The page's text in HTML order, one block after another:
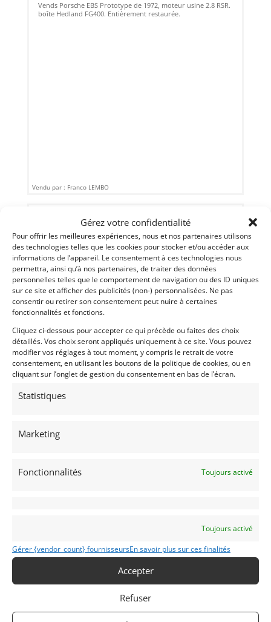
Gérez votre confidentialité
Pour offrir les meilleures expériences, nous et nos partenaires utilisons
des technologies telles que les cookies pour stocker et/ou accéder aux
informations de l’appareil. Le consentement à ces technologies nous
permettra, ainsi qu’à nos partenaires, de traiter des données
personnelles telles que le comportement de navigation ou des ID uniques
sur ce site et afficher des publicités (non-) personnalisées. Ne pas
consentir ou retirer son consentement peut nuire à certaines
fonctionnalités et fonctions.
Cliquez ci-dessous pour accepter ce qui précède ou faites des choix
détaillés. Vos choix seront appliqués uniquement à ce site. Vous pouvez
modifier vos réglages à tout moment, y compris le retrait de votre
consentement, en utilisant les boutons de la politique de cookies, ou en
cliquant sur l’onglet de gestion du consentement en bas de l’écran.
Statistiques
Marketing
Fonctionnalités Toujours activé
Toujours activé
Gérer {vendor_count} fournisseursEn savoir plus sur ces finalités
Accepter
Refuser
Vends Porsche EBS Prototype de 1972, moteur usine 2.8 RSR.
boîte Hedland FG400. Entièrement restaurée.
Vendu par : Franco LEMBO
10
CROSSLE 7S 1964 (1964)[VENDU]
6 janvier 2017